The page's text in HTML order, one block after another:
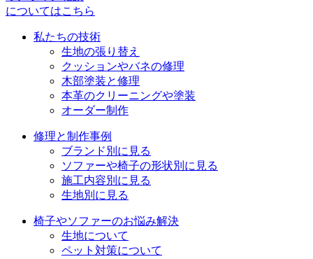
ョ
についてはこちら
私たちの技術
生地の張り替え
クッションやバネの修理
木部塗装と修理
本革のクリーニングや塗装
オーダー制作
修理と制作事例
ブランド別に見る
ソファーや椅子の形状別に見る
施工内容別に見る
生地別に見る
椅子やソファーのお悩み解決
生地について
ペット対策について